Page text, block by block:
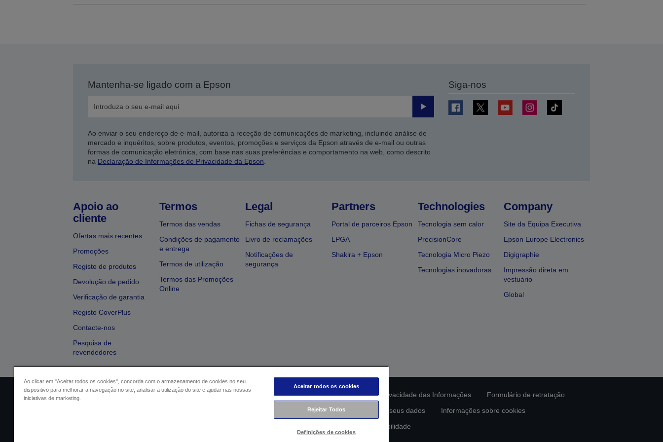
Mantenha-se ligado com a Epson
Enviar
Ao enviar o seu endereço de e-mail, autoriza a receção de comunicações de marketing, incluindo análise de
mercado e inquéritos, sobre produtos, eventos, promoções e serviços da Epson através de e-mail ou outras
formas de comunicação eletrónica, com base nas suas preferências e comportamento na web, como descrito
na Declaração de Informações de Privacidade da Epson.
Siga-nos
Apoio ao
cliente
Ofertas mais recentes
Promoções
Registo de produtos
Devolução de pedido
Verificação de garantia
Registo CoverPlus
Contacte-nos
Pesquisa de
revendedores
Termos
Termos das vendas
Condições de pagamento
e entrega
Termos de utilização
Termos das Promoções
Online
Legal
Fichas de segurança
Livro de reclamações
Notificações de
segurança
Partners
Portal de parceiros Epson
LPGA
Shakira + Epson
Technologies
Tecnologia sem calor
PrecisionCore
Tecnologia Micro Piezo
Tecnologias inovadoras
Company
Site da Equipa Executiva
Epson Europe Electronics
Digigraphie
Impressão direta em
vestuário
Global
Identificação do vendedor Identificação da conformidade do produto Declaração de Privacidade das Informações
Formulário de retratação
Contacte-nos sobre os seus dados
Informações sobre cookies
Compromisso da Epson para com a acessibilidade
Ao clicar em "Aceitar todos os cookies", concorda com o armazenamento de cookies no seu
dispositivo para melhorar a navegação no site, analisar a utilização do site e ajudar nas nossas
iniciativas de marketing.
Aceitar todos os cookies
Rejeitar Todos
Definições de cookies